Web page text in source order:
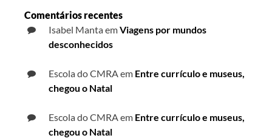
Comentários recentes
Isabel MantaemViagens por mundos
desconhecidos
Escola do CMRA em Entre currículo e museus,
chegou o Natal
Escola do CMRA em Entre currículo e museus,
chegou o Natal